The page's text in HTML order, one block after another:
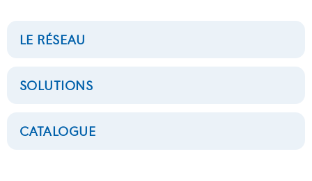
LE RÉSEAU
SOLUTIONS
CATALOGUE
La société ESBC a fait cette très belle installation dans un